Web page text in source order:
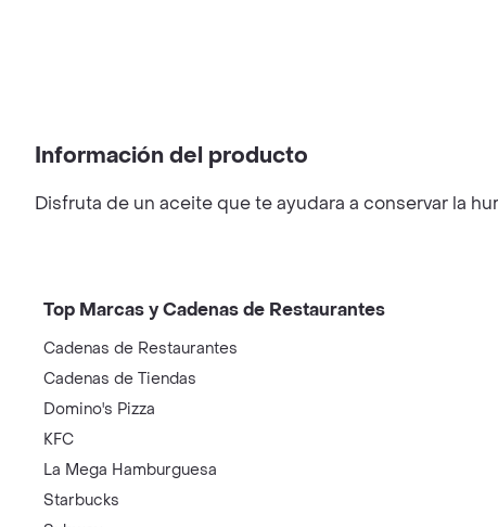
Información del producto
Disfruta de un aceite que te ayudara a conservar la
Top Marcas y Cadenas de Restaurantes
Cadenas de Restaurantes
Cadenas de Tiendas
Domino's Pizza
KFC
La Mega Hamburguesa
Starbucks